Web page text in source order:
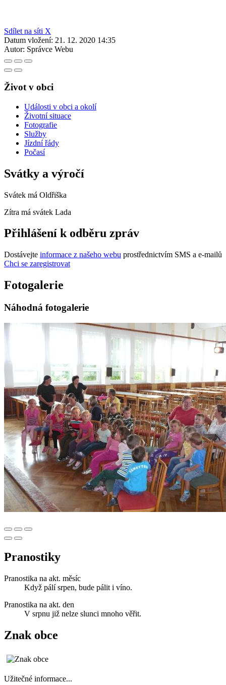
Sdílet na síti X
Datum vložení: 21. 12. 2020 14:35
Autor: Správce Webu
Život v obci
Události v obci a okolí
Životní situace
Fotografie
Služby
Jízdní řády
Počasí
Svátky a výročí
Svátek má Oldřiška
Zítra má svátek Lada
Přihlášení k odběru zpráv
Dostávejte informace z našeho webu prostřednictvím SMS a e-mailů
Chci se zaregistrovat
Fotogalerie
Náhodná fotogalerie
Pranostiky
Pranostika na akt. měsíc
Když pálí srpen, bude pálit i víno.
Pranostika na akt. den
V srpnu již nelze slunci mnoho věřit.
Znak obce
Užitečné informace...